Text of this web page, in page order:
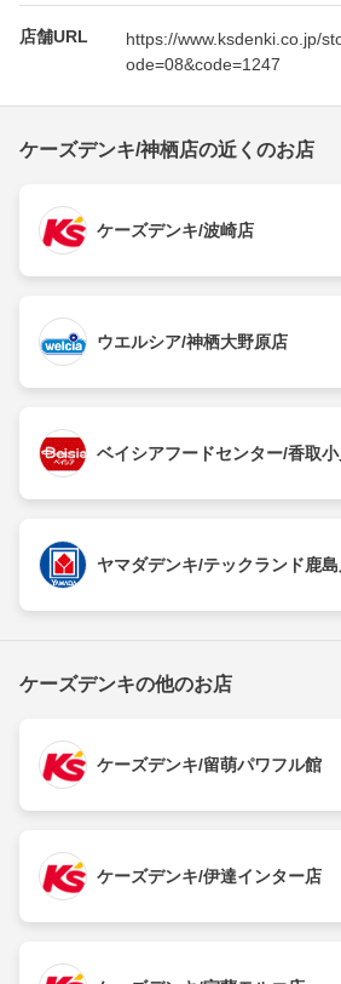
店舗URL
https://www.ksdenki.co.jp/
ode=08&code=1247
ケーズデンキ/神栖店の近くのお店
ケーズデンキ/波崎店
ウエルシア/神栖大野原店
ベイシアフードセンター/香取
ヤマダデンキ/テックランド鹿
ケーズデンキの他のお店
ケーズデンキ/留萌パワフル館
ケーズデンキ/伊達インター店